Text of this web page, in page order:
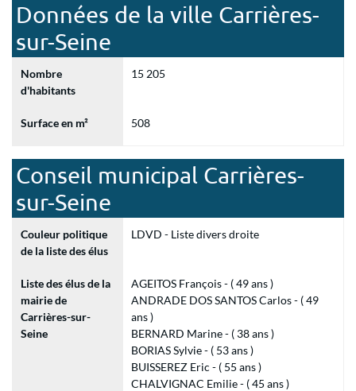
Données de la ville Carrières-
sur-Seine
Nombre
d'habitants
15 205
Surface en m² 508
Conseil municipal Carrières-
sur-Seine
Couleur politique
de la liste des élus
LDVD - Liste divers droite
Liste des élus de la
mairie de
Carrières-sur-
Seine
AGEITOS François - ( 49 ans )
ANDRADE DOS SANTOS Carlos - ( 49
ans )
BERNARD Marine - ( 38 ans )
BORIAS Sylvie - ( 53 ans )
BUISSEREZ Eric - ( 55 ans )
CHALVIGNAC Emilie - ( 45 ans )